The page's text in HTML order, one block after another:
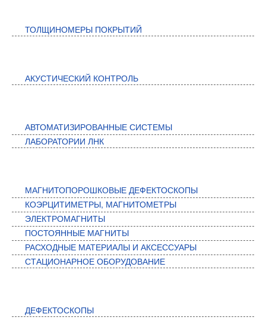
ТОЛЩИНОМЕРЫ ПОКРЫТИЙ
АКУСТИЧЕСКИЙ КОНТРОЛЬ
АВТОМАТИЗИРОВАННЫЕ СИСТЕМЫ
ЛАБОРАТОРИИ ЛНК
МАГНИТОПОРОШКОВЫЕ ДЕФЕКТОСКОПЫ
КОЭРЦИТИМЕТРЫ, МАГНИТОМЕТРЫ
ЭЛЕКТРОМАГНИТЫ
ПОСТОЯННЫЕ МАГНИТЫ
РАСХОДНЫЕ МАТЕРИАЛЫ И АКСЕССУАРЫ
СТАЦИОНАРНОЕ ОБОРУДОВАНИЕ
ДЕФЕКТОСКОПЫ